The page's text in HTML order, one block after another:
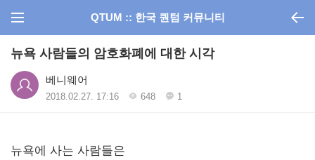
QTUM :: 한국 퀀텀 커뮤니티
뉴욕 사람들의 암호화폐에 대한 시각
베니웨어
2018.02.27. 17:16 648 1
뉴욕에 사는 사람들은